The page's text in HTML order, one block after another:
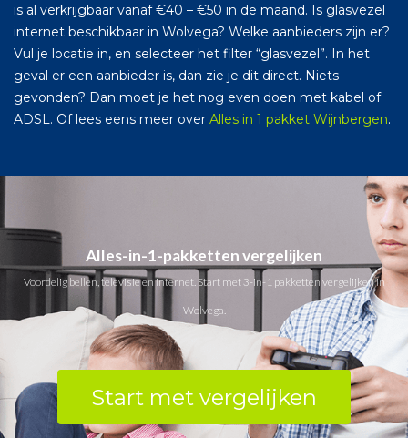
is al verkrijgbaar vanaf €40 – €50 in de maand. Is glasvezel
internet beschikbaar in Wolvega? Welke aanbieders zijn er?
Vul je locatie in, en selecteer het filter “glasvezel”. In het
geval er een aanbieder is, dan zie je dit direct. Niets
gevonden? Dan moet je het nog even doen met kabel of
ADSL. Of lees eens meer over Alles in 1 pakket Wijnbergen.
Alles-in-1-pakketten vergelijken
Voordelig bellen, televisie en internet. Start met 3-in-1 pakketten vergelijken in
Wolvega.
Start met vergelijken